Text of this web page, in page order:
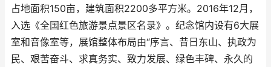
占地面积150亩，建筑面积2200多平方米。2016年12月，
入选《全国红色旅游景点景区名录》。纪念馆内设有6大展
室和音像室等，展馆整体布局由“序言、昔日东山、执政为
民、艰苦奋斗、求真务实、致力发展、绿色丰碑、永久的